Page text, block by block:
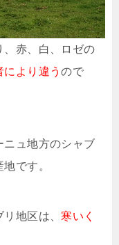
、赤、白、ロゼの
により違うので
ニュ地方のシャブ
です。
地区は、 寒いく